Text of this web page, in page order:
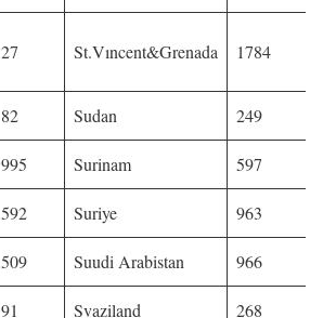
27 St.Vıncent&Grenada 1784
82 Sudan 249
995 Surinam 597
592 Suriye 963
509 Suudi Arabistan 966
91 Svaziland 268